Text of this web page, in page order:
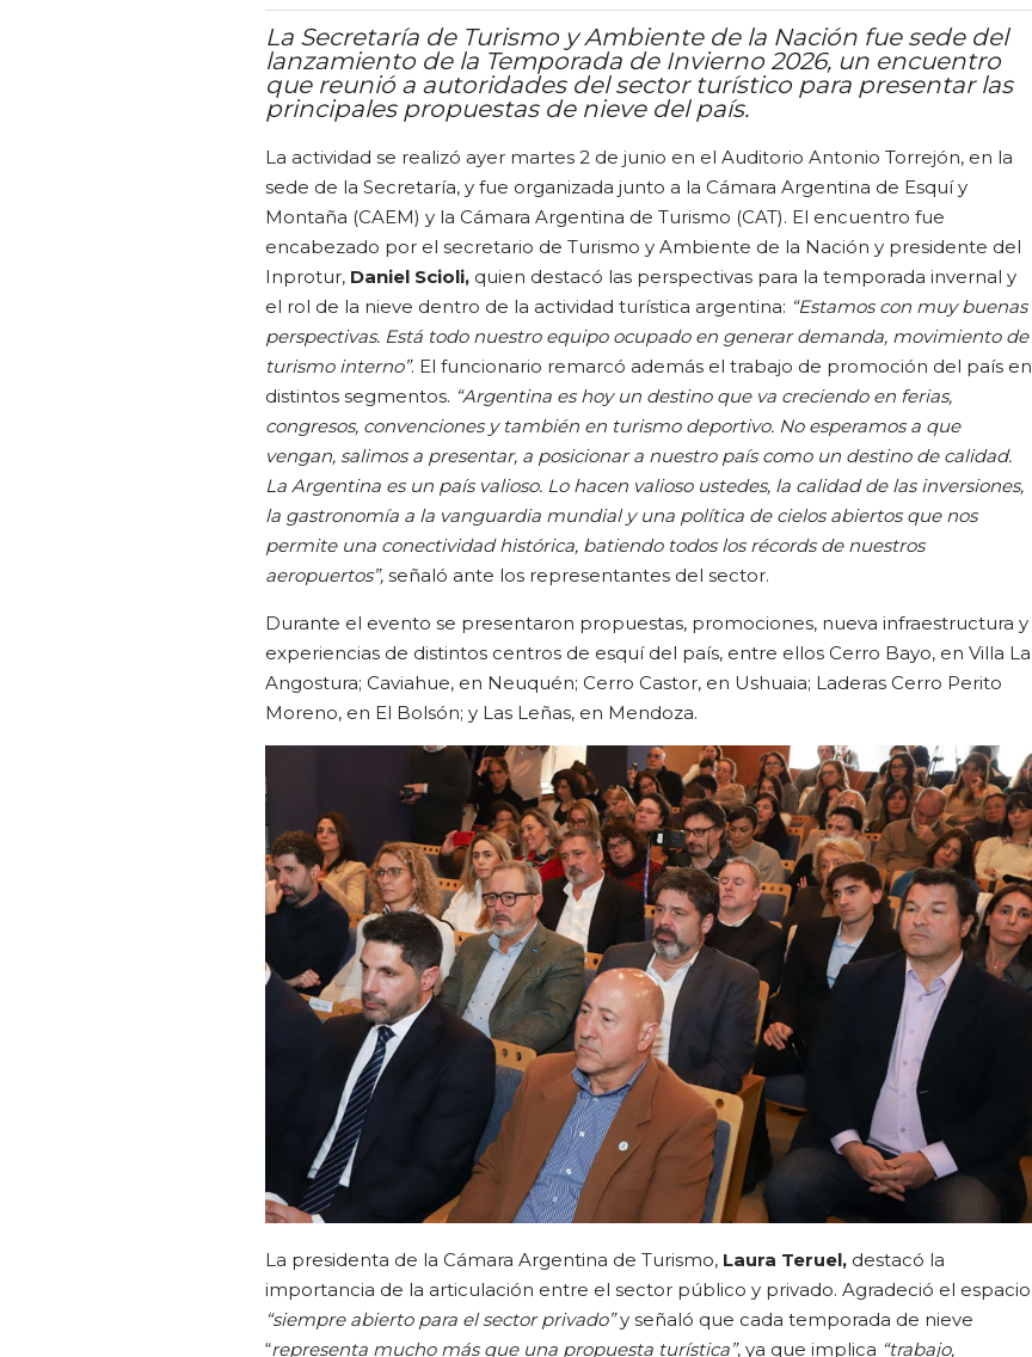
La Secretaría de Turismo y Ambiente de la Nación fue sede del
lanzamiento de la Temporada de Invierno 2026, un encuentro
que reunió a autoridades del sector turístico para presentar las
principales propuestas de nieve del país.
La actividad se realizó ayer martes 2 de junio en el Auditorio Antonio Torrejón, en la
sede de la Secretaría, y fue organizada junto a la Cámara Argentina de Esquí y
Montaña (CAEM) y la Cámara Argentina de Turismo (CAT). El encuentro fue
encabezado por el secretario de Turismo y Ambiente de la Nación y presidente del
Inprotur, Daniel Scioli, quien destacó las perspectivas para la temporada invernal y
el rol de la nieve dentro de la actividad turística argentina: “Estamos con muy buenas
perspectivas. Está todo nuestro equipo ocupado en generar demanda, movimiento de
turismo interno”. El funcionario remarcó además el trabajo de promoción del país en
distintos segmentos. “Argentina es hoy un destino que va creciendo en ferias,
congresos, convenciones y también en turismo deportivo. No esperamos a que
vengan, salimos a presentar, a posicionar a nuestro país como un destino de calidad.
La Argentina es un país valioso. Lo hacen valioso ustedes, la calidad de las inversiones,
la gastronomía a la vanguardia mundial y una política de cielos abiertos que nos
permite una conectividad histórica, batiendo todos los récords de nuestros
aeropuertos”, señaló ante los representantes del sector.
Durante el evento se presentaron propuestas, promociones, nueva infraestructura y
experiencias de distintos centros de esquí del país, entre ellos Cerro Bayo, en Villa La
Angostura; Caviahue, en Neuquén; Cerro Castor, en Ushuaia; Laderas Cerro Perito
Moreno, en El Bolsón; y Las Leñas, en Mendoza.
La presidenta de la Cámara Argentina de Turismo, Laura Teruel, destacó la
importancia de la articulación entre el sector público y privado. Agradeció el espacio
“siempre abierto para el sector privado”y señaló que cada temporada de nieve
“representa mucho más que una propuesta turística”, ya que implica “trabajo,